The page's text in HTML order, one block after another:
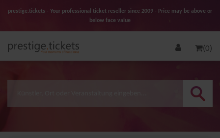
prestige.tickets - Your professional ticket reseller since 2009 - Price may be above or
below face value
(0)